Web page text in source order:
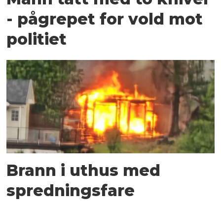
- pågrepet for vold mot
politiet
Brann i uthus med
spredningsfare